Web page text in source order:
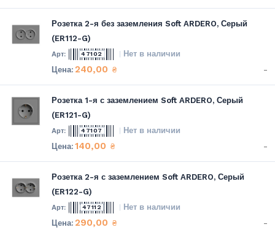
Розетка 2-я без заземления Soft ARDERO, Серый
(ER112-G)
47102 Нет в наличии
240,00 ₴ -
Розетка 1-я с заземлением Soft ARDERO, Серый
(ER121-G)
47107 Нет в наличии
140,00 ₴ -
Розетка 2-я с заземлением Soft ARDERO, Серый
(ER122-G)
47112 Нет в наличии
290,00 ₴ -